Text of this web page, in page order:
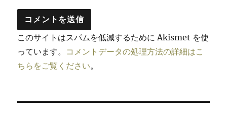
このサイトはスパムを低減するために Akismet を使
っています。 コメントデータの処理方法の詳細はこ
ちらをご覧ください。